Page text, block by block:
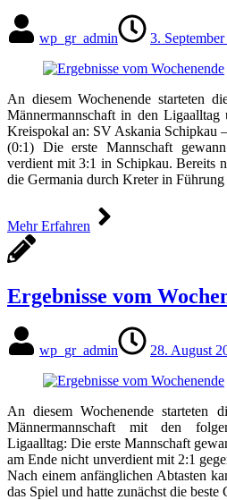
wp_gr_admin 3.
An diesem Wochenende starteten
Männermannschaft in den
Kreispokal an: SV Askania Schipkau
(0:1) Die erste Mannschaft
verdient mit 3:1 in Schipkau. Bereits
die Germania durch Kreter in
Mehr Erfahren
Ergebnisse vom
wp_gr_admin 28. August
An diesem Wochenende starteten
Männermannschaft mit den
Ligaalltag: Die erste Mannschaft
am Ende nicht unverdient mit 2:1
Nach einem anfänglichen Abtasten
das Spiel und hatte zunächst die